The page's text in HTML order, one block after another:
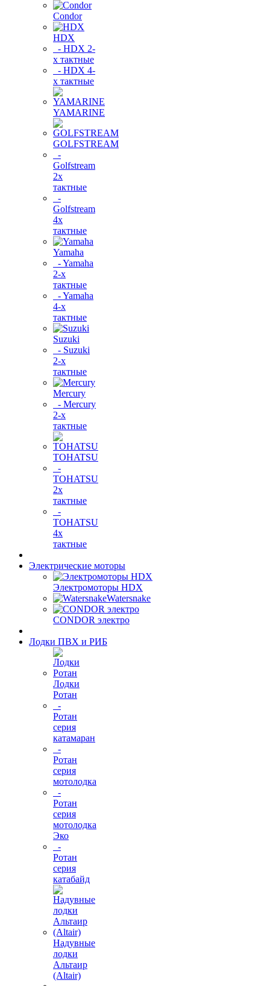
Condor
HDX
- HDX 2-
х тактные
- HDX 4-
х тактные
YAMARINE
GOLFSTREAM
-
Golfstream
2х
тактные
-
Golfstream
4х
тактные
Yamaha
- Yamaha
2-х
тактные
- Yamaha
4-х
тактные
Suzuki
- Suzuki
2-х
тактные
Mercury
- Mercury
2-х
тактные
TOHATSU
-
TOHATSU
2х
тактные
-
TOHATSU
4х
тактные
Электрические моторы
Электромоторы HDX
Watersnake
CONDOR электро
Лодки ПВХ и РИБ
Лодки
Ротан
-
Ротан
серия
катамаран
-
Ротан
серия
мотолодка
-
Ротан
серия
мотолодка
Эко
-
Ротан
серия
катабайд
Надувные
лодки
Альтаир
(Altair)